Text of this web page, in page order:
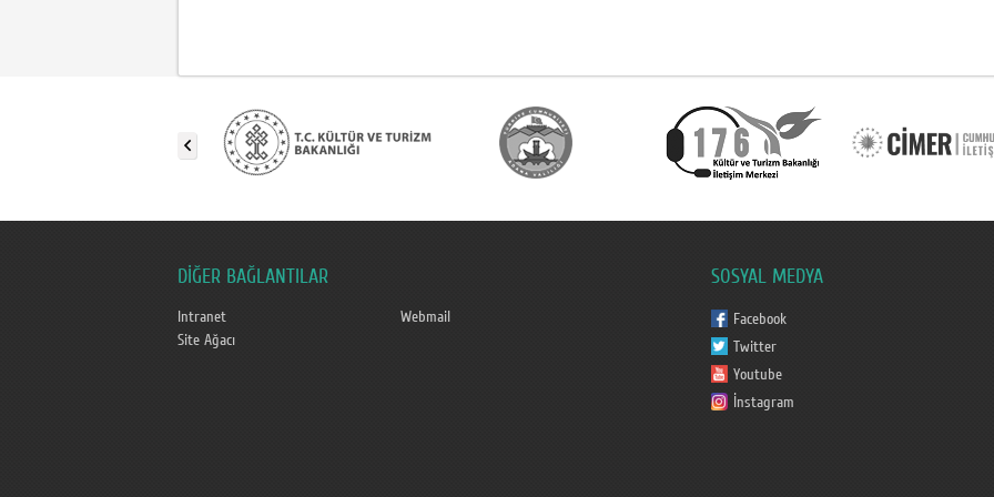
DİĞER BAĞLANTILAR
Intranet
Webmail
Site Ağacı
SOSYAL MEDYA
Facebook
Twitter
Youtube
İnstagram